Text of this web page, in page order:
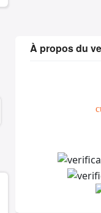
À propos du